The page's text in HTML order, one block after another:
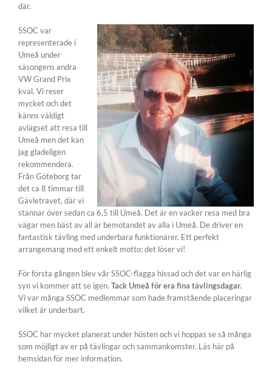
där.
SSOC var
representerade i
Umeå under
säsongens andra
VW Grand Prix
kval. Vi reser
mycket och det
känns väldigt
avlägset att resa till
Umeå men det kan
jag gladeligen
rekommendera.
Från Göteborg tar
det ca 8 timmar till
Gävletravet, där vi
stannar över sedan ca 6,5 till Umeå. Det är en vacker resa med bra
vägar men bäst av all är bemötandet av alla i Umeå. De driver en
fantastisk tävling med underbara funktionärer. Ett perfekt
arrangemang med ett enkelt motto; det löser vi!
För första gången blev vår SSOC-flagga hissad och det var en härlig
syn vi kommer att se igen. Tack Umeå för era fina tävlingsdagar.
Vi var många SSOC medlemmar som hade framstående placeringar
vilket är underbart.
SSOC har mycket planerat under hösten och vi hoppas se så många
som möjligt av er på tävlingar och sammankomster. Läs här på
hemsidan för mer information.